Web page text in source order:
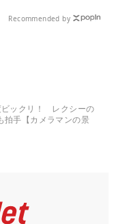
Recommended by
ビックリ！ レクシーの
拍手【カメラマンの景